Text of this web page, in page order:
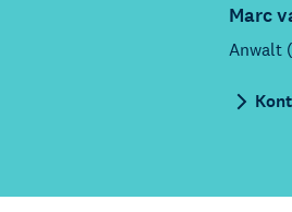
Marc
Anwalt